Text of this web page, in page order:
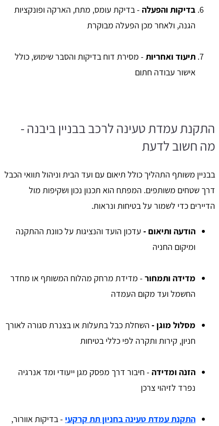
בדיקות והפעלה - בדיקת עומס, מתח, הארקה ופונקציות
הגנה, ולאחר מכן הפעלה מבוקרת
תיעוד ואחריות - מסירת דוח בדיקות והסבר שימוש, כולל
אישור עבודה חתום
התקנת עמדת טעינה לרכב בבניין ביבנה -
מה חשוב לדעת
בבניין משותף התהליך כולל תיאום עם ועד הבית וניהול תוואי הכבל
דרך שטחים משותפים. המפתח הוא תכנון נכון ושקיפות מול
הדיירים כדי לשמור על בטיחות ונראות.
הודעה ותיאום - עדכון הועד והנציגות על כוונת ההתקנה
ומיקום החניה
מדידה ותמחור - מדידת מרחק מהלוח המשותף או מחדר
החשמל ועד מקום העמדה
מסלול מוגן - השחלת כבל בתעלות או בצנרת סגורה לאורך
חניון, קירות ותקרה לפי כללי בטיחות
הזנה ומדידה - חיבור דרך מפסק מגן ייעודי ומד אנרגיה
נפרד לזיהוי צרכן
התקנת עמדת טעינה בחניון תת קרקעי - בדיקות אוורור,